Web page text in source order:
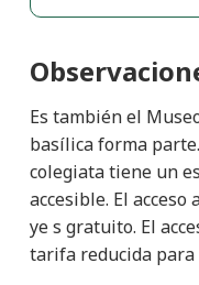
Es también el
basílica forma
colegiata tiene un
accesible. El
ye s gratuito. El
tarifa reducida para